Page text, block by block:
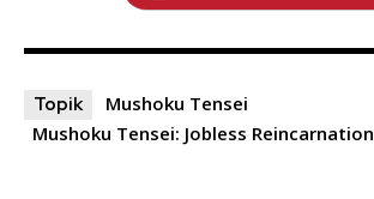
Topik
Mushoku Tensei
Mushoku Tensei: Jobless Reincarnation